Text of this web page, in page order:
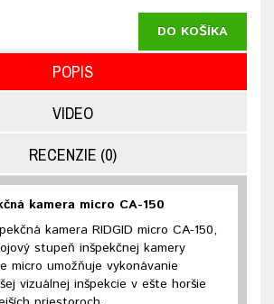
DO KOŠÍKA
POPIS
VIDEO
RECENZIE (0)
kamera micro CA-150
kamera RIDGID micro CA-150,
stupeň inšpekčnej kamery
micro umožňuje vykonávanie
vizuálnej inšpekcie v ešte horšie